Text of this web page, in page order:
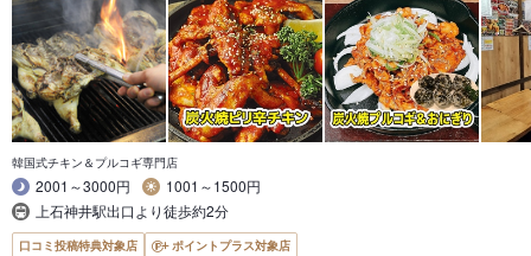
韓国式チキン＆プルコギ専門店
2001～3000円
1001～1500円
上石神井駅出口より徒歩約2分
口コミ投稿特典対象店 ポイントプラス対象店